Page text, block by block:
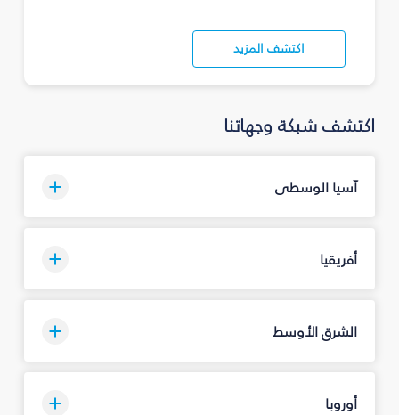
اكتشف المزيد
اكتشف شبكة وجهاتنا
آسيا الوسطى
أفريقيا
الشرق الأوسط
أوروبا